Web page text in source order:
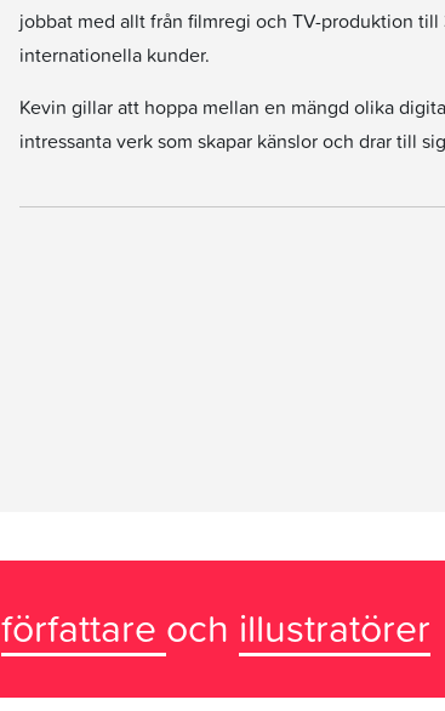
jobbat med allt från filmregi och TV-produktion
internationella kunder.
Kevin gillar att hoppa mellan en mängd olika
intressanta verk som skapar känslor och drar till
författare och illustratörer